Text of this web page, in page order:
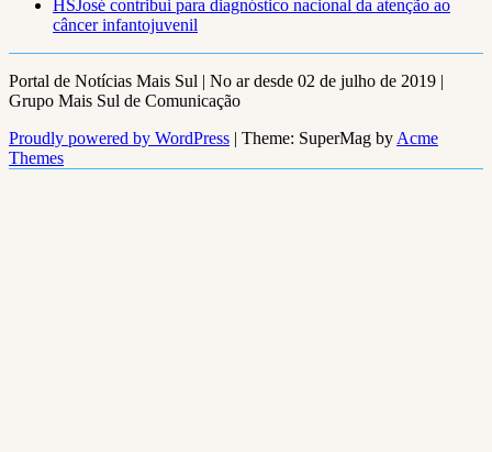
HSJosé contribui para diagnóstico nacional da atenção ao
câncer infantojuvenil
Portal de Notícias Mais Sul | No ar desde 02 de julho de 2019 |
Grupo Mais Sul de Comunicação
Proudly powered by WordPress | Theme: SuperMag by Acme
Themes